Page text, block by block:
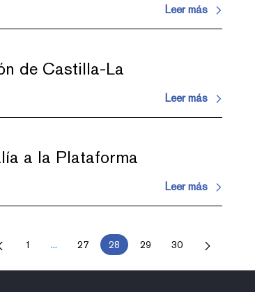
Leer más
de Castilla-La
Leer más
a la Plataforma
Leer más
Página
1 ...Páginas intermedias Use TAB para
Página
27 Página
28 Página
29 Página
30